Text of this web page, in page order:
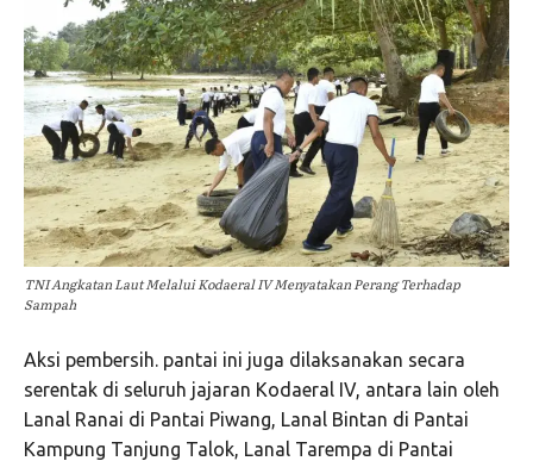
TNI Angkatan Laut Melalui Kodaeral IV Menyatakan Perang Terhadap
Sampah
Aksi pembersih. pantai ini juga dilaksanakan secara
serentak di seluruh jajaran Kodaeral IV, antara lain oleh
Lanal Ranai di Pantai Piwang, Lanal Bintan di Pantai
Kampung Tanjung Talok, Lanal Tarempa di Pantai